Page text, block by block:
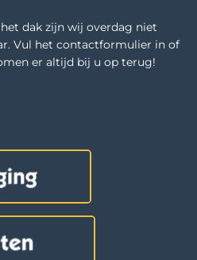
dak zijn wij overdag niet
Vul het contactformulier in of
er altijd bij u op terug!